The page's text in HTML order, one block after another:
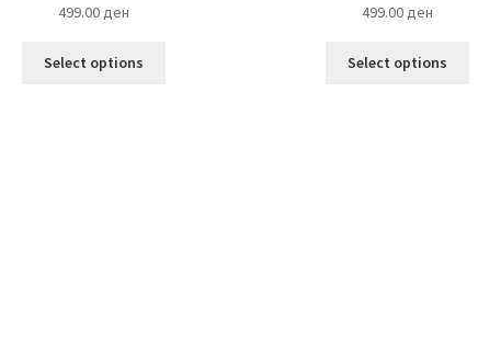
499.00ден
Select options
499.00ден
Select options